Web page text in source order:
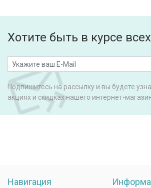
Хотите быть в курсе
Подпишитесь на рассылку и вы будете
акциях и скидках нашего интернет-
Навигация